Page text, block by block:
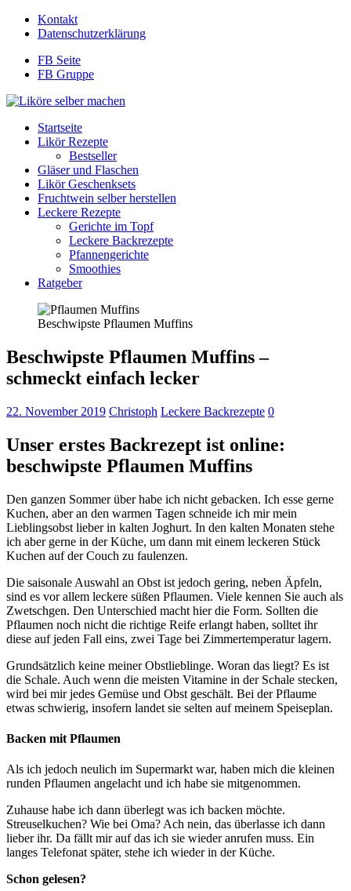
Kontakt
Datenschutzerklärung
FB Seite
FB Gruppe
Startseite
Likör Rezepte
Bestseller
Gläser und Flaschen
Likör Geschenksets
Fruchtwein selber herstellen
Leckere Rezepte
Gerichte im Topf
Leckere Backrezepte
Pfannengerichte
Smoothies
Ratgeber
Beschwipste Pflaumen Muffins
Beschwipste Pflaumen Muffins –
schmeckt einfach lecker
22. November 2019 Christoph Leckere Backrezepte 0
Unser erstes Backrezept ist online:
beschwipste Pflaumen Muffins
Den ganzen Sommer über habe ich nicht gebacken. Ich esse gerne
Kuchen, aber an den warmen Tagen schneide ich mir mein
Lieblingsobst lieber in kalten Joghurt. In den kalten Monaten stehe
ich aber gerne in der Küche, um dann mit einem leckeren Stück
Kuchen auf der Couch zu faulenzen.
Die saisonale Auswahl an Obst ist jedoch gering, neben Äpfeln,
sind es vor allem leckere süßen Pflaumen. Viele kennen Sie auch als
Zwetschgen. Den Unterschied macht hier die Form. Sollten die
Pflaumen noch nicht die richtige Reife erlangt haben, solltet ihr
diese auf jeden Fall eins, zwei Tage bei Zimmertemperatur lagern.
Grundsätzlich keine meiner Obstlieblinge. Woran das liegt? Es ist
die Schale. Auch wenn die meisten Vitamine in der Schale stecken,
wird bei mir jedes Gemüse und Obst geschält. Bei der Pflaume
etwas schwierig, insofern landet sie selten auf meinem Speiseplan.
Backen mit Pflaumen
Als ich jedoch neulich im Supermarkt war, haben mich die kleinen
runden Pflaumen angelacht und ich habe sie mitgenommen.
Zuhause habe ich dann überlegt was ich backen möchte.
Streuselkuchen? Wie bei Oma? Ach nein, das überlasse ich dann
lieber ihr. Da fällt mir auf das ich sie wieder anrufen muss. Ein
langes Telefonat später, stehe ich wieder in der Küche.
Schon gelesen?